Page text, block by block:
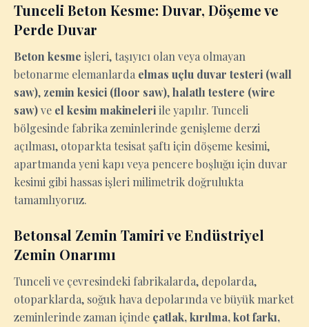
Tunceli Beton Kesme: Duvar, Döşeme ve
Perde Duvar
Beton kesme işleri, taşıyıcı olan veya olmayan
betonarme elemanlarda elmas uçlu duvar testeri (wall
saw), zemin kesici (floor saw),halatlı testere (wire
saw)ve el kesim makineleriile yapılır. Tunceli
bölgesinde fabrika zeminlerinde genişleme derzi
açılması, otoparkta tesisat şaftı için döşeme kesimi,
apartmanda yeni kapı veya pencere boşluğu için duvar
kesimi gibi hassas işleri milimetrik doğrulukta
tamamlıyoruz.
Betonsal Zemin Tamiri ve Endüstriyel
Zemin Onarımı
Tunceli ve çevresindeki fabrikalarda, depolarda,
otoparklarda, soğuk hava depolarında ve büyük market
zeminlerinde zaman içinde çatlak, kırılma, kot farkı,